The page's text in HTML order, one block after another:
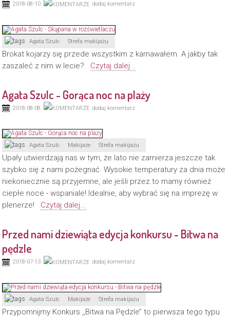
2018-08-10 dodaj komentarz
Agata Szulc Strefa makijażu
Brokat kojarzy się przede wszystkim z karnawałem. A jakby tak
zaszaleć z nim w lecie? Czytaj dalej...
Agata Szulc - Gorąca noc na plaży
2018-08-08 dodaj komentarz
Agata Szulc Makijaże Strefa makijażu
Upały utwierdzają nas w tym, że lato nie zamierza jeszcze tak
szybko się z nami pożegnać. Wysokie temperatury za dnia może
niekoniecznie są przyjemne, ale jeśli przez to mamy również
ciepłe noce - wspaniale! Idealnie, aby wybrać się na imprezę w
plenerze! Czytaj dalej...
Przed nami dziewiąta edycja konkursu - Bitwa na
pędzle
2018-07-13 dodaj komentarz
Agata Szulc Makijaże Strefa makijażu
Przypomnijmy Konkurs ,,Bitwa na Pędzle’’ to pierwsza tego typu